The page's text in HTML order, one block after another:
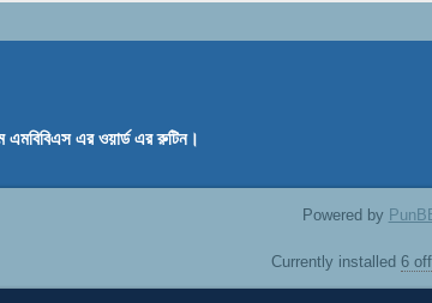
এর ওয়ার্ড এর রুটিন।
Powered by
Currently installed 6